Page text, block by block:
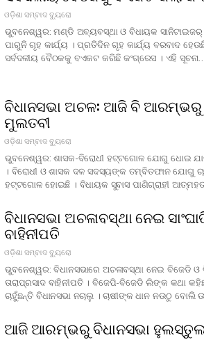
ଓଡ଼ିଶା ସମ୍ବାଦ ବ୍ୟୁରୋ
ଭୁବନେଶ୍ୱର: ମଣ୍ଡି ଅବ୍ୟବସ୍ଥା ଓ ବିଧାୟକ ସାନିଟାଇଜର୍
ପାରୁନି ଗୃହ କାର୍ଯ୍ୟ । ପ୍ରତିଦିନ ଗୃହ କାର୍ଯ୍ୟ ବରବାଦ
ସର୍ବଦଳୀୟ ବୈଠକକୁ ବଏକଟ କରିଛି କଂଗ୍ରେସ । ଏହି ସୂଚନା…
ବିଧାନସଭା ଅଚଳ: ଆଜି ବି ଆରମ୍ଭରୁ
ମୁଲତବୀ
ଓଡ଼ିଶା ସମ୍ବାଦ ବ୍ୟୁରୋ
ଭୁବନେଶ୍ୱର: ଶାସକ-ବିରୋଧୀ ହଟ୍ଟଗୋଳ ଯୋଗୁ ଧୋଇ
। ବିରୋଧୀ ଓ ଶାସକ ଦଳ ସଦସ୍ୟଙ୍କ ତମ୍ବିତଫାନ
ହଟ୍ଟଗୋଳ ହୋଇଛି । ବିଧାୟକ ସୁବାସ ପାଣିଗ୍ରାହୀ
ବିଧାନସଭା ଅଚଳାବସ୍ଥା ନେଇ
ବାହିନୀପତି
ଓଡ଼ିଶା ସମ୍ବାଦ ବ୍ୟୁରୋ
ଭୁବନେଶ୍ୱର: ବିଧାନସଭାରେ ଅଚଳାବସ୍ଥା ନେଇ ବିଜେଡି
ତାରାପ୍ରସାଦ ବାହିନୀପତି । ବିଜେପି-ବିଜେଡି ଲିଙ୍କ କଥା
ଚାହୁଁଛନ୍ତି ବିଧାନସଭା ନଚାଲୁ । ଚାଷୀଙ୍କ ଧାନ ନଉଠୁ
ଆଜି ଆରମ୍ଭରୁ ବିଧାନସଭା